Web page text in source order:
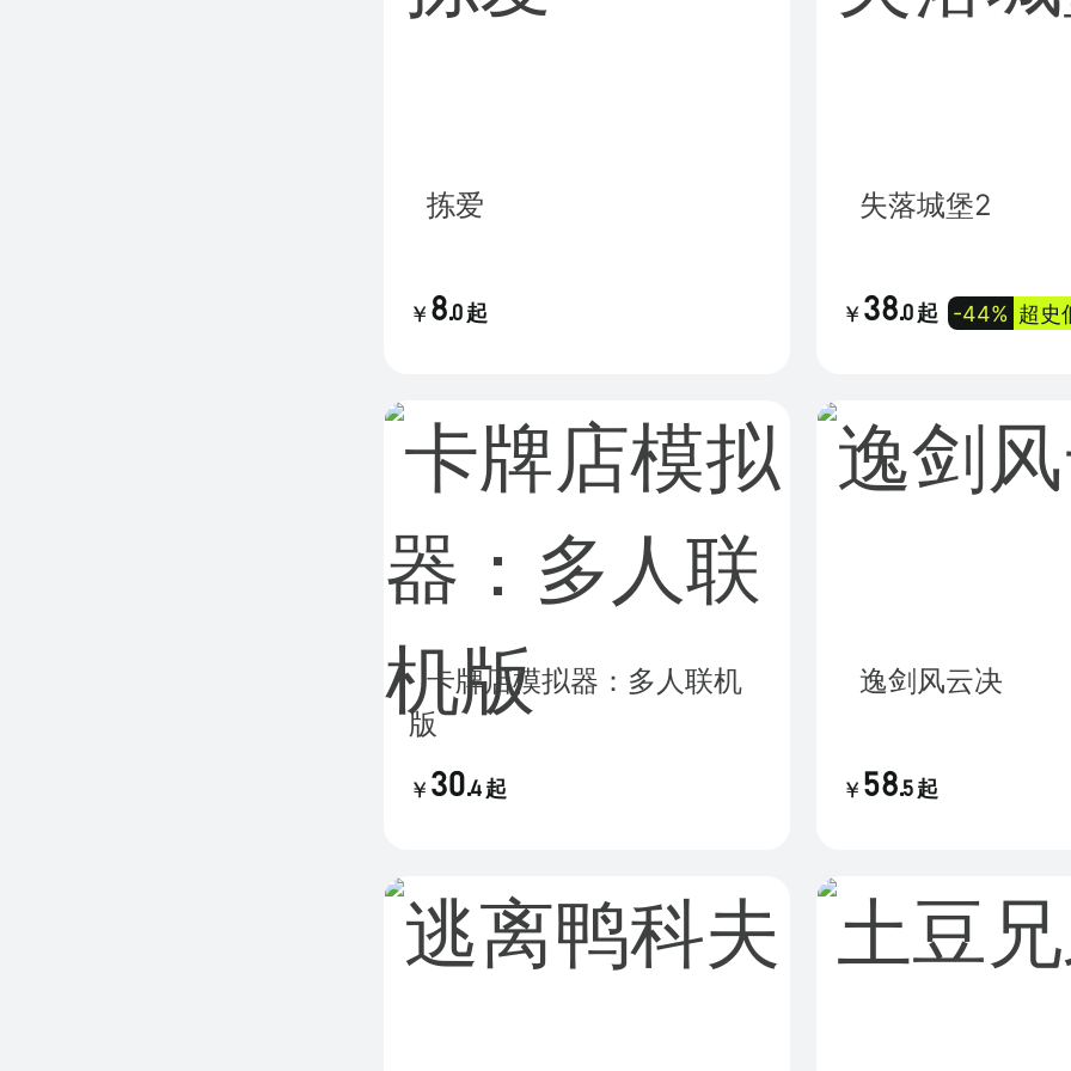
拣爱
￥ 8.0 起
失落城堡2
￥ 38.0 起 -44% 超史
卡牌店模拟器：多人联机
版
￥ 30.4 起
逸剑风云决
￥ 58.5 起